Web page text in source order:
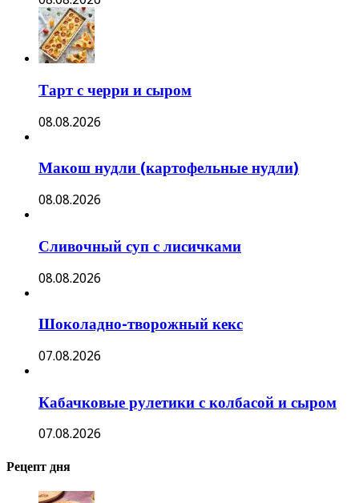
Тарт с черри и сыром
08.08.2026
Макош нудли (картофельные нудли)
08.08.2026
Сливочный суп с лисичками
08.08.2026
Шоколадно-творожный кекс
07.08.2026
Кабачковые рулетики с колбасой и сыром
07.08.2026
Рецепт дня